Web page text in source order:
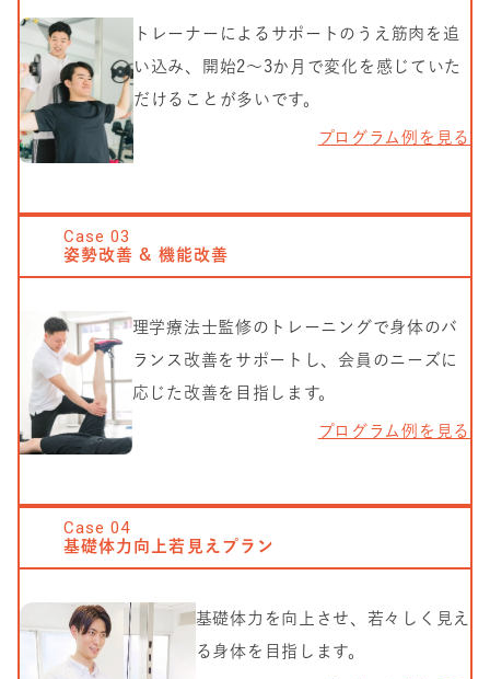
トレーナーによるサポートのうえ筋肉を追
い込み、開始2〜3か月で変化を感じていた
だけることが多いです。
プログラム例を見る
Case03
姿勢改善 & 機能改善
理学療法士監修のトレーニングで身体のバ
ランス改善をサポートし、会員のニーズに
応じた改善を目指します。
プログラム例を見る
Case04
基礎体力向上若見えプラン
基礎体力を向上させ、若々しく見え
る身体を目指します。